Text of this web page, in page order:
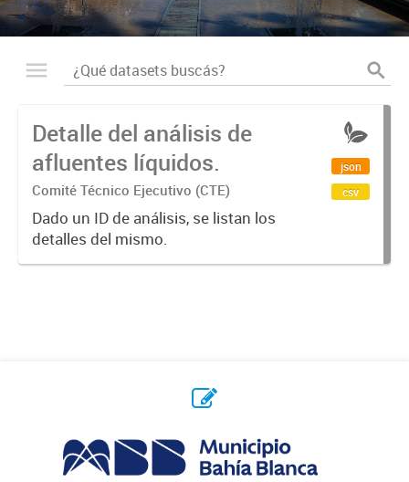
Detalle del análisis de
afluentes líquidos.
Comité Técnico Ejecutivo (CTE)
Dado un ID de análisis, se listan los
detalles del mismo.
json
csv